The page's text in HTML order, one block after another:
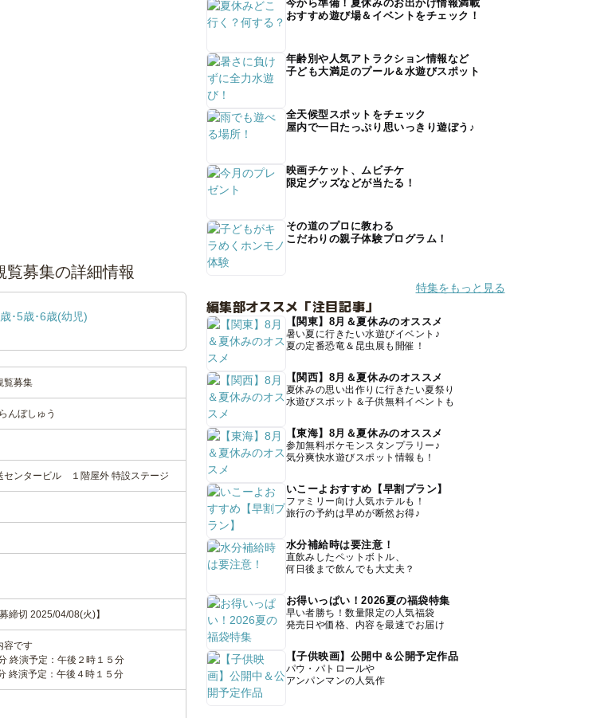
覧募集の詳細情報
･5歳･6歳(幼児)
覧募集
んぼしゅう
センタービル １階屋外 特設ステージ
締切 2025/04/08(火)】
容です
終演予定：午後２時１５分
終演予定：午後４時１５分
今から準備！夏休みのお出かけ情報満載
おすすめ遊び場＆イベントをチェック！
年齢別や人気アトラクション情報など
子ども大満足のプール＆水遊びスポット
全天候型スポットをチェック
屋内で一日たっぷり思いっきり遊ぼう♪
映画チケット、ムビチケ
限定グッズなどが当たる！
その道のプロに教わる
こだわりの親子体験プログラム！
特集をもっと見る
編集部オススメ「注目記事」
【関東】8月＆夏休みのオススメ
暑い夏に行きたい水遊びイベント♪
夏の定番恐竜＆昆虫展も開催！
【関西】8月＆夏休みのオススメ
夏休みの思い出作りに行きたい夏祭り
水遊びスポット＆子供無料イベントも
【東海】8月＆夏休みのオススメ
参加無料ポケモンスタンプラリー♪
気分爽快水遊びスポット情報も！
いこーよおすすめ【早割プラン】
ファミリー向け人気ホテルも！
旅行の予約は早めが断然お得♪
水分補給時は要注意！
直飲みしたペットボトル、
何日後まで飲んでも大丈夫？
お得いっぱい！2026夏の福袋特集
早い者勝ち！数量限定の人気福袋
発売日や価格、内容を最速でお届け
【子供映画】公開中＆公開予定作品
パウ・パトロールや
アンパンマンの人気作